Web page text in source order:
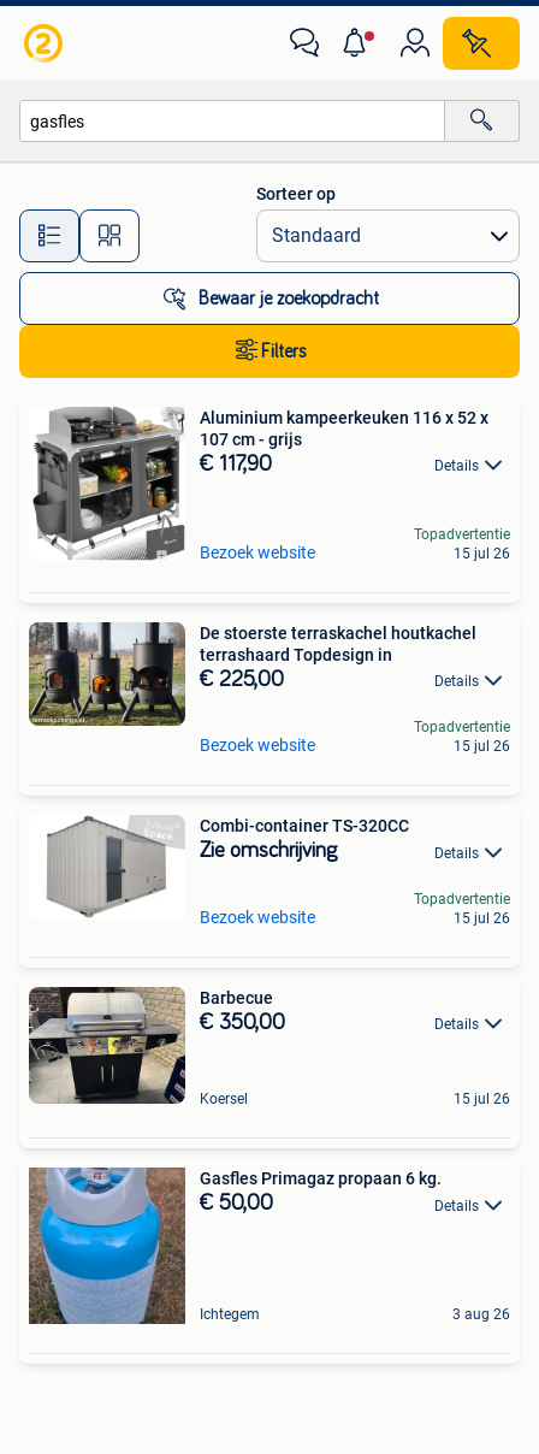
Alle afstanden…
Sorteer op
Bewaar je zoekopdracht
Filters
Aluminium kampeerkeuken 116 x 52 x
107 cm - grijs
€ 117,90 Details
Bezoek website
Topadvertentie
15 jul 26
De stoerste terraskachel houtkachel
terrashaard Topdesign in
€ 225,00 Details
Bezoek website
Topadvertentie
15 jul 26
Combi-container TS-320CC
Zie omschrijving Details
Bezoek website
Topadvertentie
15 jul 26
Barbecue
€ 350,00 Details
Koersel 15 jul 26
Gasfles Primagaz propaan 6 kg.
€ 50,00 Details
Ichtegem 3 aug 26